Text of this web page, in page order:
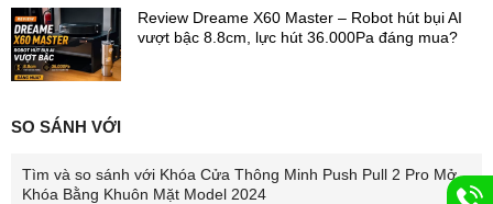
tối đa cho người dùng.Review Dreame X60 Master – Robot hút bụi AI
vượt bậc 8.8cm, lực hút 36.000Pa đáng mua?
SO SÁNH VỚI
Tìm và so sánh với Khóa Cửa Thông Minh Push Pull 2 Pro Mở
Khóa Bằng Khuôn Mặt Model 2024